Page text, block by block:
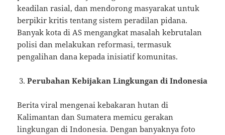
keadilan rasial, dan mendorong masyarakat untuk
berpikir kritis tentang sistem peradilan pidana.
Banyak kota di AS mengangkat masalah kebrutalan
polisi dan melakukan reformasi, termasuk
pengalihan dana kepada inisiatif komunitas.
Perubahan Kebijakan Lingkungan di Indonesia
Berita viral mengenai kebakaran hutan di
Kalimantan dan Sumatera memicu gerakan
lingkungan di Indonesia. Dengan banyaknya foto